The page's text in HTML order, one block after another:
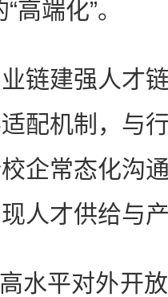
高端化”。
建强人才链
配机制，与
企常态化沟
人才供给与
平对外开放